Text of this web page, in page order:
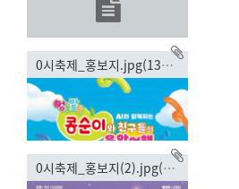
0시축제_홍보지.jpg(131.64KB)
0시축제_홍보지(2).jpg(133.19KB)